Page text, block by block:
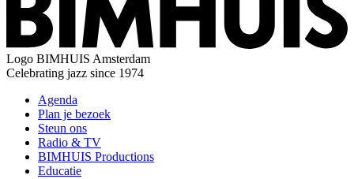
Logo BIMHUIS Amsterdam
Celebrating jazz since 1974
Agenda
Plan je bezoek
Steun ons
Radio & TV
BIMHUIS Productions
Educatie